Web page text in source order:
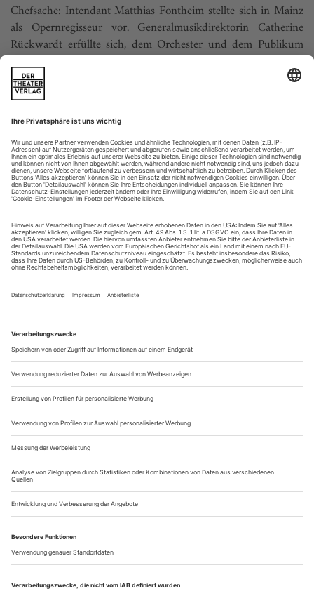
Chefsache: Intendant Matthias Fontheim stellte sich in Mainz
als Opernregisseur vor. Generalmusikdirektorin Catherine
Rückwardt erfüllte sich, dem Orchester und dem Publikum
mit Strauss' «Rosenkavalier» einen Wunsch. Ihre Mutter, die
Sopranistin Judith Beckmann, zählte in den achtziger Jahren
zu den gesuchten Interpretinnen der Marschallin. Es gibt also,
wenn man...
­Frische Blutzufuhr
Der diesjährige Wettbewerb für Liedkunst in Stuttgart war
Schumann, Wolf und Reutter gewidmet
Das Kunstlied hat es schwer im heutigen Konzertbusiness:
eine kleine, intime, garantiert ­eventfreie Form, die feine Ohren
und Seelenverständnis auf beiden Seiten des Podiums vo­
raussetzt. Die Komplexität des Liedes erschließt sich Hörern
wie Künstlern erst mit beharrlicher Anstrengung. Nichts ist
einfach, und doch soll alles natürlich wirken. Und: Manche
Sehnsüchte
Nicht der Genius Loci, sondern die Werke standen diesmal im
Vordergrund der RuhrTriennale: Willy Decker und Friedemann Layer
führten Frank Martins selten gespielte, strenge Tristan-und-Isolde-
Version «Le Vin herbé» in Duisburg zum Triumph, Christoph
Marthaler machte in Gladbeck mit «Sauser aus Italien» Station,
während Jörn Arnecke Bochums Jahrhunderthalle «Unter Eis» setzte
Schon während der Aufführung hätte man die
sprichwörtliche Stecknadel fallen hören können. Als sich am
Ende, nach knapp zwei Stunden, die Bühnenrampen zu
beiden Seiten des rund umlaufenden Podests in der
aufgelassenen Gebläse­halle des Duisburger Industrieparks
senkten und, bei langsam verlöschendem Licht, alle
Mitwirkenden wie in einen schwar­zen Sarkophag...